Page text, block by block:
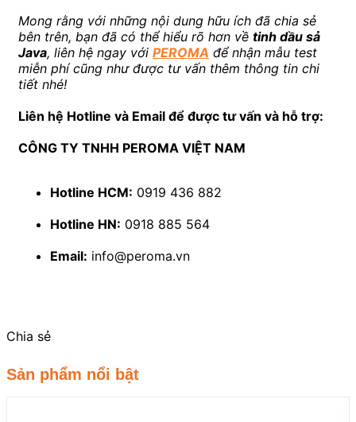
Mong rằng với những nội dung hữu ích đã chia sẻ
bên trên, bạn đã có thể hiểu rõ hơn về tinh dầu sả
Java, liên hệ ngay với PEROMA để nhận mẫu test
miễn phí cũng như được tư vấn thêm thông tin chi
tiết nhé!
Liên hệ Hotline và Email để được tư vấn và hỗ trợ:
CÔNG TY TNHH PEROMA VIỆT NAM
Hotline HCM: 0919 436 882
Hotline HN: 0918 885 564
Email: info@peroma.vn
Chia sẻ
Sản phẩm nổi bật